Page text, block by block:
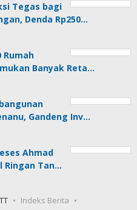
Tegas bagi
Denda Rp250…
Rumah
Banyak Reta…
Gandeng Inv…
Ahmad
Ringan Tan…
Indeks Berita